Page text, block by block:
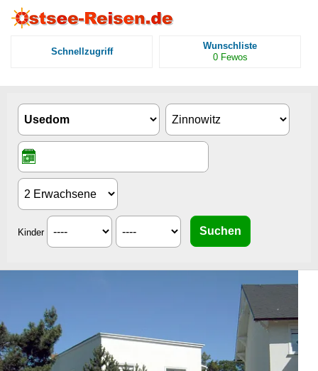
Schnellzugriff
Wunschliste
0 Fewos
Kinder